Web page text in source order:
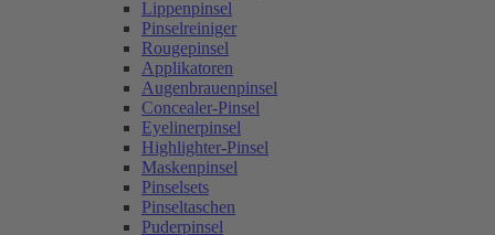
Lippenpinsel
Pinselreiniger
Rougepinsel
Applikatoren
Augenbrauenpinsel
Concealer-Pinsel
Eyelinerpinsel
Highlighter-Pinsel
Maskenpinsel
Pinselsets
Pinseltaschen
Puderpinsel